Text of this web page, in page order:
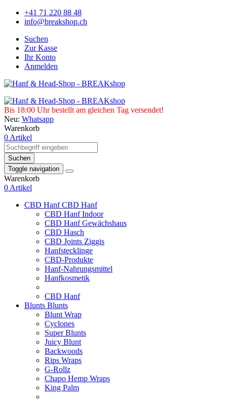
+41 71 220 88 48
info@breakshop.ch
Suchen
Zur Kasse
Ihr Konto
Anmelden
Bis 18:00 Uhr bestellt am gleichen Tag versendet!
Neu: Whatsapp
Warenkorb
0 Artikel
Suchen
Toggle navigation
Warenkorb
0 Artikel
CBD HanfCBD Hanf
CBD Hanf Indoor
CBD Hanf Gewächshaus
CBD Hasch
CBD Joints Ziggis
Hanfstecklinge
CBD-Produkte
Hanf-Nahrungsmittel
Hanfkosmetik
CBD Hanf
Blunts Blunts
Blunt Wrap
Cyclones
Super Blunts
Juicy Blunt
Backwoods
Rips Wraps
G-Rollz
Chapo Hemp Wraps
King Palm